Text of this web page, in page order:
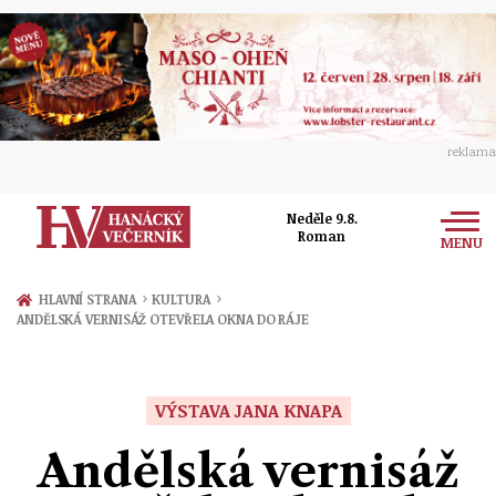
reklama
Neděle 9.8.
Roman
MENU
Zprávy
Přerov
Ekonomika
Ženy
Sport
HLAVNÍ STRANA › KULTURA ›
ANDĚLSKÁ VERNISÁŽ OTEVŘELA OKNA DO RÁJE
VÝSTAVA JANA KNAPA
Andělská vernisáž